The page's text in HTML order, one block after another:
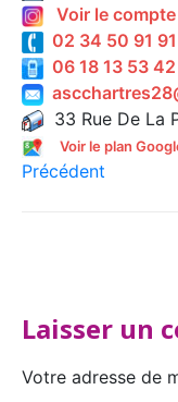
Voir le
02 34 50 91 91
06 18 13 53 42
33 Rue De
Voir le plan
Précédent
Laisser un
Votre adresse de